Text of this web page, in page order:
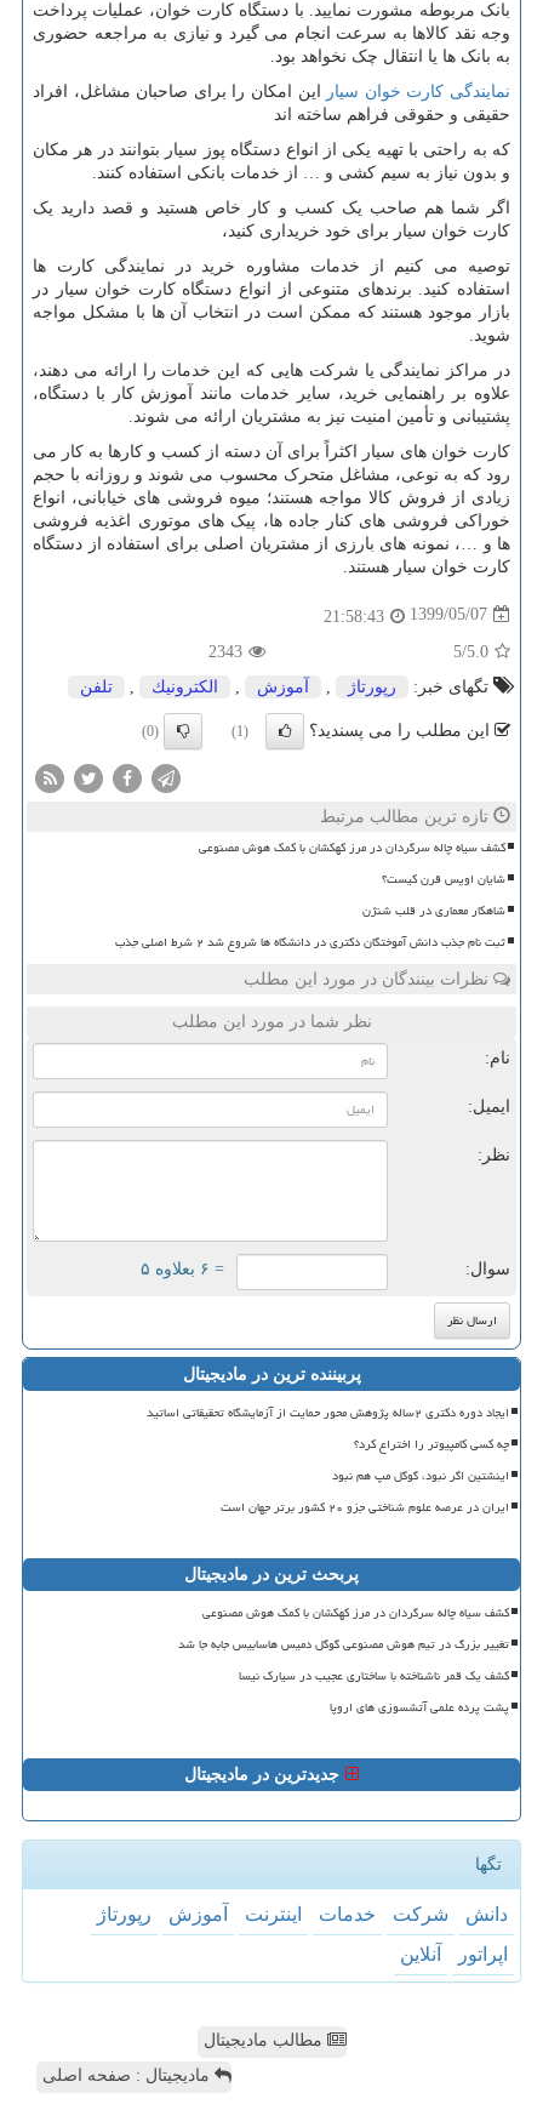
بانک مربوطه مشورت نمایید. با دستگاه کارت خوان، عملیات پرداخت
وجه نقد کالاها به سرعت انجام می گیرد و نیازی به مراجعه حضوری
به بانک ها یا انتقال چک نخواهد بود.
نمایندگی کارت خوان سیار
این امکان را برای صاحبان مشاغل، افراد
حقیقی و حقوقی فراهم ساخته اند
که به راحتی با تهیه یکی از انواع دستگاه پوز سیار بتوانند در هر مکان
و بدون نیاز به سیم کشی و … از خدمات بانکی استفاده کنند.
اگر شما هم صاحب یک کسب و کار خاص هستید و قصد دارید یک
کارت خوان سیار برای خود خریداری کنید،
توصیه می کنیم از خدمات مشاوره خرید در نمایندگی کارت ها
استفاده کنید. برندهای متنوعی از انواع دستگاه کارت خوان سیار در
بازار موجود هستند که ممکن است در انتخاب آن ها با مشکل مواجه
شوید.
در مراکز نمایندگی یا شرکت هایی که این خدمات را ارائه می دهند،
علاوه بر راهنمایی خرید، سایر خدمات مانند آموزش کار با دستگاه،
پشتیبانی و تأمین امنیت نیز به مشتریان ارائه می شوند.
کارت خوان های سیار اکثراً برای آن دسته از کسب و کارها به کار می
رود که به نوعی، مشاغل متحرک محسوب می شوند و روزانه با حجم
زیادی از فروش کالا مواجه هستند؛ میوه فروشی های خیابانی، انواع
خوراکی فروشی های کنار جاده ها، پیک های موتوری اغذیه فروشی
ها و …، نمونه های بارزی از مشتریان اصلی برای استفاده از دستگاه
کارت خوان سیار هستند.
1399/05/07
21:58:43
5.0
/5
2343
تگهای خبر:
رپورتاژ آموزش الكترونیك تلفن
این مطلب را می پسندید؟ (1)
(0)
تازه ترین مطالب مرتبط
کشف سیاه چاله سرگردان در مرز کهکشان با کمک هوش مصنوعی
شایان اویس قرن کیست؟
شاهکار معماری در قلب شنژن
ثبت نام جذب دانش آموختگان دکتری در دانشگاه ها شروع شد ۲ شرط اصلی جذب
نظرات بینندگان در مورد این مطلب
نظر شما در مورد این مطلب
نام:
ایمیل:
نظر:
سوال: = ۶ بعلاوه ۵
پربیننده ترین در مادیجیتال
ایجاد دوره دکتری ۲ساله پژوهش محور حمایت از آزمایشگاه تحقیقاتی اساتید
چه کسی کامپیوتر را اختراع کرد؟
اینشتین اگر نبود، گوگل مپ هم نبود
ایران در عرصه علوم شناختی جزو ۲۰ کشور برتر جهان است
پربحث ترین در مادیجیتال
کشف سیاه چاله سرگردان در مرز کهکشان با کمک هوش مصنوعی
تغییر بزرگ در تیم هوش مصنوعی گوگل دمیس هاسابیس جابه جا شد
کشف یک قمر ناشناخته با ساختاری عجیب در سیارک نیسا
پشت پرده علمی آتشسوزی های اروپا
جدیدترین در مادیجیتال
تگها
دانش شركت خدمات اینترنت آموزش
رپورتاژ
اپراتور
آنلاین
مطالب مادیجیتال
مادیجیتال : صفحه اصلی